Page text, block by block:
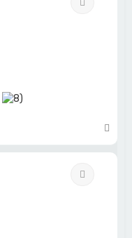
a
c